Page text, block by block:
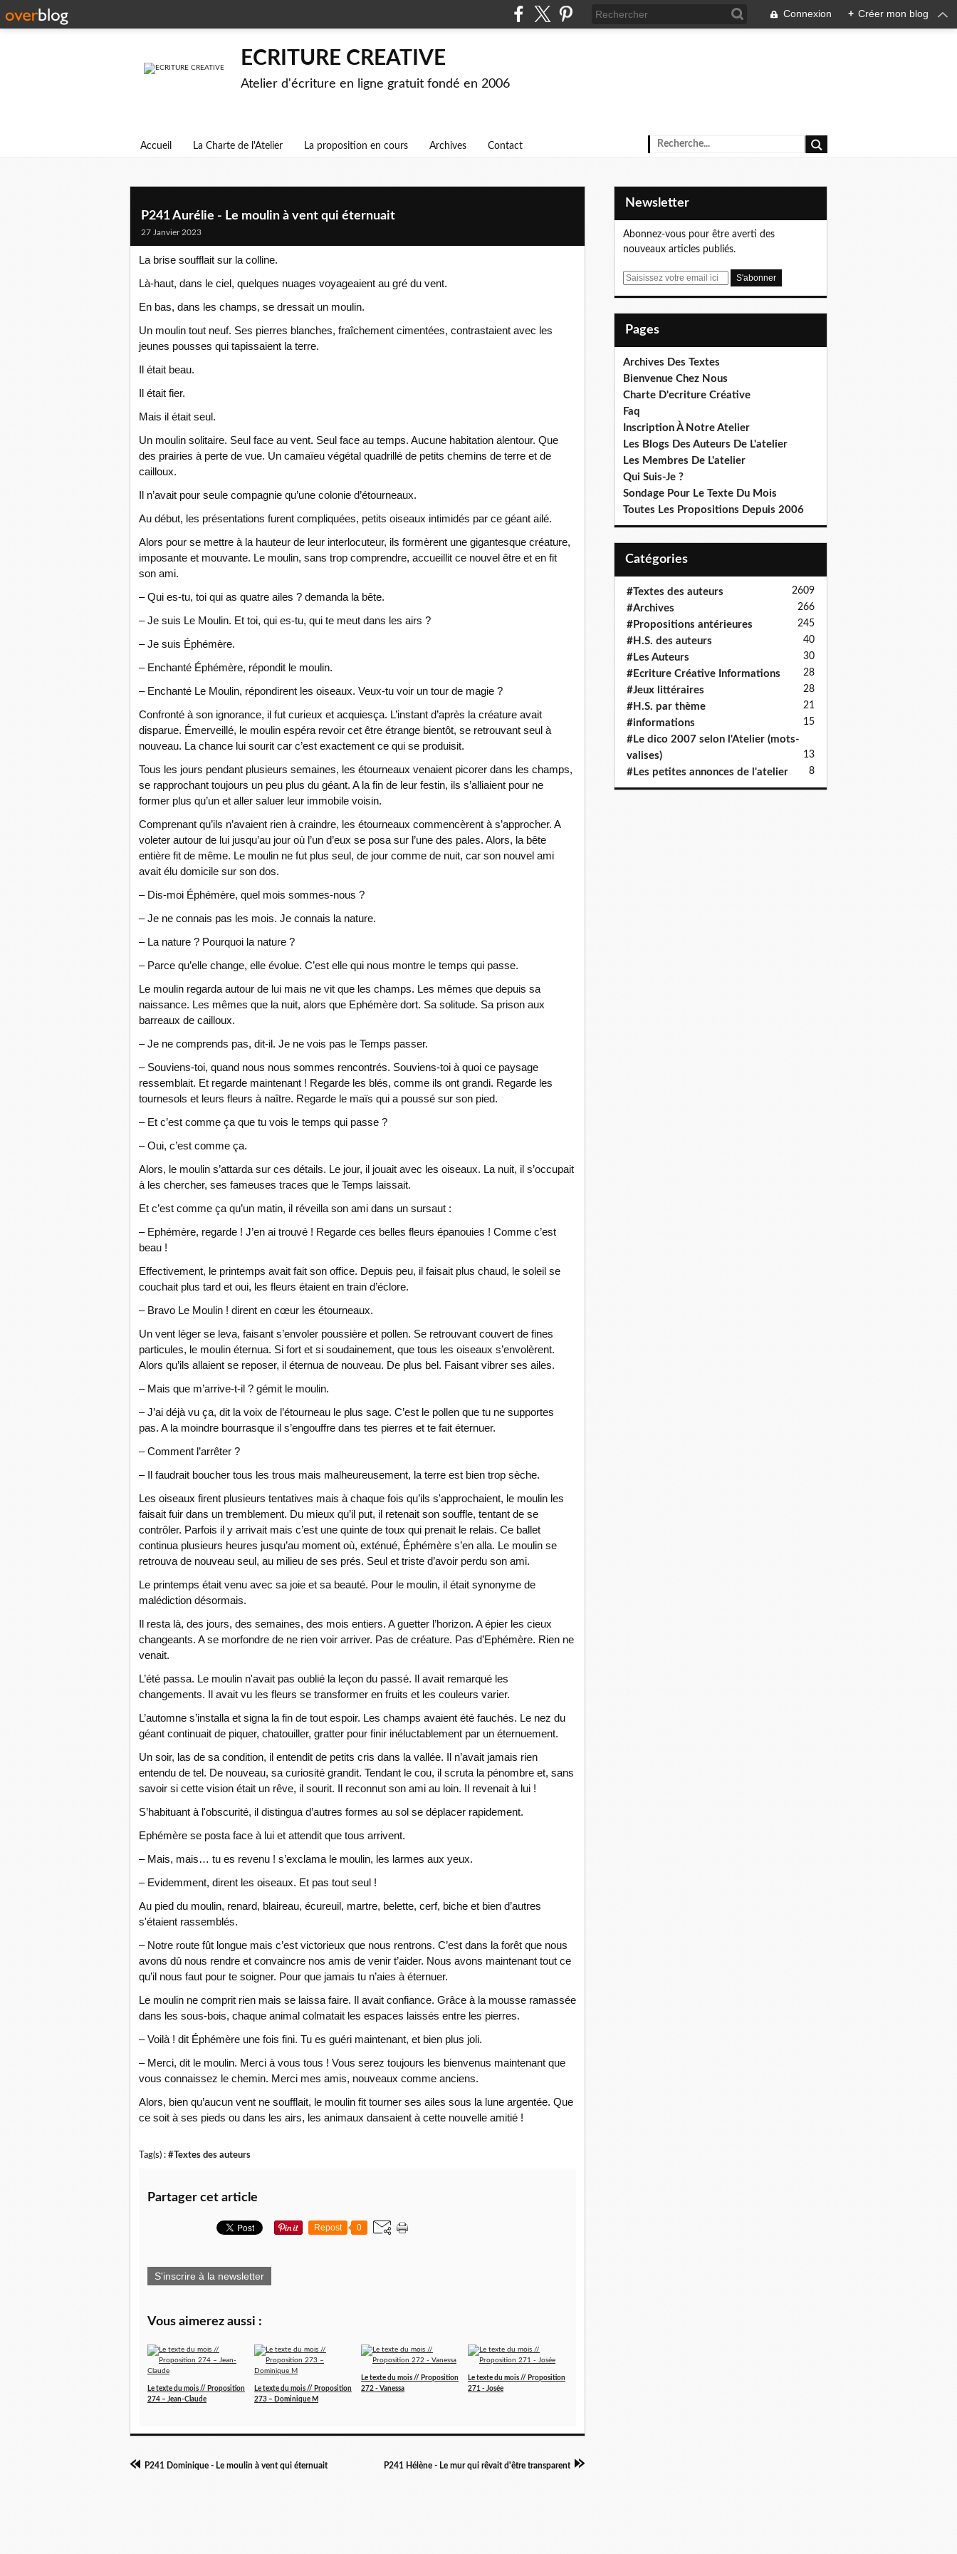
Connexion + Créer mon blog
ECRITURE CREATIVE
Atelier d'écriture en ligne gratuit fondé en 2006
Accueil La Charte de l'Atelier La proposition en cours Archives Contact
P241 Aurélie - Le moulin à vent qui éternuait
27 Janvier 2023
La brise soufflait sur la colline.
Là-haut, dans le ciel, quelques nuages voyageaient au gré du vent.
En bas, dans les champs, se dressait un moulin.
Un moulin tout neuf. Ses pierres blanches, fraîchement cimentées, contrastaient avec les
jeunes pousses qui tapissaient la terre.
Il était beau.
Il était fier.
Mais il était seul.
Un moulin solitaire. Seul face au vent. Seul face au temps. Aucune habitation alentour. Que
des prairies à perte de vue. Un camaïeu végétal quadrillé de petits chemins de terre et de
cailloux.
Il n’avait pour seule compagnie qu’une colonie d’étourneaux.
Au début, les présentations furent compliquées, petits oiseaux intimidés par ce géant ailé.
Alors pour se mettre à la hauteur de leur interlocuteur, ils formèrent une gigantesque créature,
imposante et mouvante. Le moulin, sans trop comprendre, accueillit ce nouvel être et en fit
son ami.
– Qui es-tu, toi qui as quatre ailes ? demanda la bête.
– Je suis Le Moulin. Et toi, qui es-tu, qui te meut dans les airs ?
– Je suis Éphémère.
– Enchanté Éphémère, répondit le moulin.
– Enchanté Le Moulin, répondirent les oiseaux. Veux-tu voir un tour de magie ?
Confronté à son ignorance, il fut curieux et acquiesça. L’instant d’après la créature avait
disparue. Émerveillé, le moulin espéra revoir cet être étrange bientôt, se retrouvant seul à
nouveau. La chance lui sourit car c’est exactement ce qui se produisit.
Tous les jours pendant plusieurs semaines, les étourneaux venaient picorer dans les champs,
se rapprochant toujours un peu plus du géant. A la fin de leur festin, ils s’alliaient pour ne
former plus qu’un et aller saluer leur immobile voisin.
Comprenant qu’ils n’avaient rien à craindre, les étourneaux commencèrent à s’approcher. A
voleter autour de lui jusqu’au jour où l’un d’eux se posa sur l’une des pales. Alors, la bête
entière fit de même. Le moulin ne fut plus seul, de jour comme de nuit, car son nouvel ami
avait élu domicile sur son dos.
– Dis-moi Éphémère, quel mois sommes-nous ?
– Je ne connais pas les mois. Je connais la nature.
– La nature ? Pourquoi la nature ?
– Parce qu’elle change, elle évolue. C’est elle qui nous montre le temps qui passe.
Le moulin regarda autour de lui mais ne vit que les champs. Les mêmes que depuis sa
naissance. Les mêmes que la nuit, alors que Ephémère dort. Sa solitude. Sa prison aux
barreaux de cailloux.
– Je ne comprends pas, dit-il. Je ne vois pas le Temps passer.
– Souviens-toi, quand nous nous sommes rencontrés. Souviens-toi à quoi ce paysage
ressemblait. Et regarde maintenant ! Regarde les blés, comme ils ont grandi. Regarde les
tournesols et leurs fleurs à naître. Regarde le maïs qui a poussé sur son pied.
– Et c’est comme ça que tu vois le temps qui passe ?
– Oui, c’est comme ça.
Alors, le moulin s’attarda sur ces détails. Le jour, il jouait avec les oiseaux. La nuit, il s’occupait
à les chercher, ses fameuses traces que le Temps laissait.
Et c’est comme ça qu’un matin, il réveilla son ami dans un sursaut :
– Ephémère, regarde ! J’en ai trouvé ! Regarde ces belles fleurs épanouies ! Comme c’est
beau !
Effectivement, le printemps avait fait son office. Depuis peu, il faisait plus chaud, le soleil se
couchait plus tard et oui, les fleurs étaient en train d’éclore.
– Bravo Le Moulin ! dirent en cœur les étourneaux.
Un vent léger se leva, faisant s’envoler poussière et pollen. Se retrouvant couvert de fines
particules, le moulin éternua. Si fort et si soudainement, que tous les oiseaux s’envolèrent.
Alors qu’ils allaient se reposer, il éternua de nouveau. De plus bel. Faisant vibrer ses ailes.
– Mais que m’arrive-t-il ? gémit le moulin.
– J’ai déjà vu ça, dit la voix de l’étourneau le plus sage. C’est le pollen que tu ne supportes
pas. A la moindre bourrasque il s’engouffre dans tes pierres et te fait éternuer.
– Comment l’arrêter ?
– Il faudrait boucher tous les trous mais malheureusement, la terre est bien trop sèche.
Les oiseaux firent plusieurs tentatives mais à chaque fois qu’ils s'approchaient, le moulin les
faisait fuir dans un tremblement. Du mieux qu’il put, il retenait son souffle, tentant de se
contrôler. Parfois il y arrivait mais c’est une quinte de toux qui prenait le relais. Ce ballet
continua plusieurs heures jusqu’au moment où, exténué, Éphémère s’en alla. Le moulin se
retrouva de nouveau seul, au milieu de ses prés. Seul et triste d’avoir perdu son ami.
Le printemps était venu avec sa joie et sa beauté. Pour le moulin, il était synonyme de
malédiction désormais.
Il resta là, des jours, des semaines, des mois entiers. A guetter l’horizon. A épier les cieux
changeants. A se morfondre de ne rien voir arriver. Pas de créature. Pas d’Ephémère. Rien ne
venait.
L’été passa. Le moulin n'avait pas oublié la leçon du passé. Il avait remarqué les
changements. Il avait vu les fleurs se transformer en fruits et les couleurs varier.
L’automne s’installa et signa la fin de tout espoir. Les champs avaient été fauchés. Le nez du
géant continuait de piquer, chatouiller, gratter pour finir inéluctablement par un éternuement.
Un soir, las de sa condition, il entendit de petits cris dans la vallée. Il n’avait jamais rien
entendu de tel. De nouveau, sa curiosité grandit. Tendant le cou, il scruta la pénombre et, sans
savoir si cette vision était un rêve, il sourit. Il reconnut son ami au loin. Il revenait à lui !
S’habituant à l'obscurité, il distingua d’autres formes au sol se déplacer rapidement.
Ephémère se posta face à lui et attendit que tous arrivent.
– Mais, mais… tu es revenu ! s’exclama le moulin, les larmes aux yeux.
– Evidemment, dirent les oiseaux. Et pas tout seul !
Au pied du moulin, renard, blaireau, écureuil, martre, belette, cerf, biche et bien d’autres
s'étaient rassemblés.
– Notre route fût longue mais c’est victorieux que nous rentrons. C’est dans la forêt que nous
avons dû nous rendre et convaincre nos amis de venir t’aider. Nous avons maintenant tout ce
qu’il nous faut pour te soigner. Pour que jamais tu n’aies à éternuer.
Le moulin ne comprit rien mais se laissa faire. Il avait confiance. Grâce à la mousse ramassée
dans les sous-bois, chaque animal colmatait les espaces laissés entre les pierres.
– Voilà ! dit Éphémère une fois fini. Tu es guéri maintenant, et bien plus joli.
– Merci, dit le moulin. Merci à vous tous ! Vous serez toujours les bienvenus maintenant que
vous connaissez le chemin. Merci mes amis, nouveaux comme anciens.
Alors, bien qu’aucun vent ne soufflait, le moulin fit tourner ses ailes sous la lune argentée. Que
ce soit à ses pieds ou dans les airs, les animaux dansaient à cette nouvelle amitié !
Tag(s) : #Textes des auteurs
Partager cet article
Repost 0
S'inscrire à la newsletter
Vous aimerez aussi :
Le texte du mois // Proposition
274 – Jean-Claude
Le texte du mois // Proposition
273 – Dominique M
Le texte du mois // Proposition
272 - Vanessa
Le texte du mois // Proposition
271 - Josée
P241 Dominique - Le moulin à vent qui éternuait P241 Hélène - Le mur qui rêvait d'être transparent
Newsletter
Abonnez-vous pour être averti des
nouveaux articles publiés.
E
Pages
Archives Des Textes
Bienvenue Chez Nous
Charte D'ecriture Créative
Faq
Inscription À Notre Atelier
Les Blogs Des Auteurs De L'atelier
Les Membres De L'atelier
Qui Suis-Je ?
Sondage Pour Le Texte Du Mois
Toutes Les Propositions Depuis 2006
Catégories
#Textes des auteurs 2609
#Archives 266
#Propositions antérieures 245
#H.S. des auteurs 40
#Les Auteurs 30
#Ecriture Créative Informations 28
#Jeux littéraires 28
#H.S. par thème 21
#informations 15
#Le dico 2007 selon l'Atelier (mots-
valises)
13
#Les petites annonces de l'atelier 8